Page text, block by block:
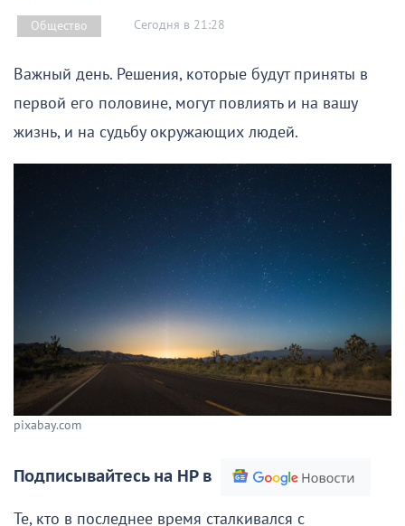
Общество Сегодня в 21:28
Важный день. Решения, которые будут приняты в
первой его половине, могут повлиять и на вашу
жизнь, и на судьбу окружающих людей.
pixabay.com
Подписывайтесь на НР в
Те, кто в последнее время сталкивался с